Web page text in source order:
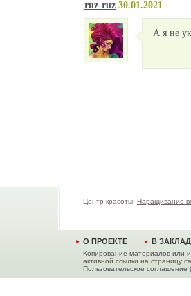
ruz-ruz 30.01.2021
А я не
Центр красоты: Наращивание
О ПРОЕКТЕ В
Копирование материалов или
активной ссылки на страницу
Пользовательское